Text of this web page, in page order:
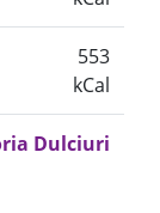
553
kCal
Dulciuri